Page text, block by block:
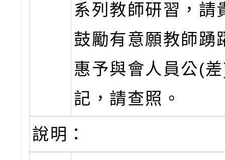
系列教師研習，請
鼓勵有意願教師踴
惠予與會人員公(
記，請查照。
說明：